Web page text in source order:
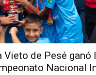
Vieto de Pesé ganó
Nacional